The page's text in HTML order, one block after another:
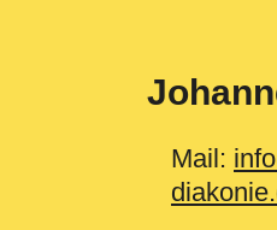
Mail: